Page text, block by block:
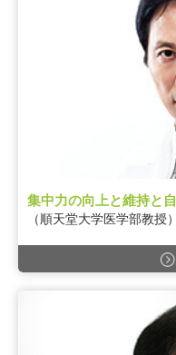
集中力の向上と維持と
（順天堂大学医学部教授）